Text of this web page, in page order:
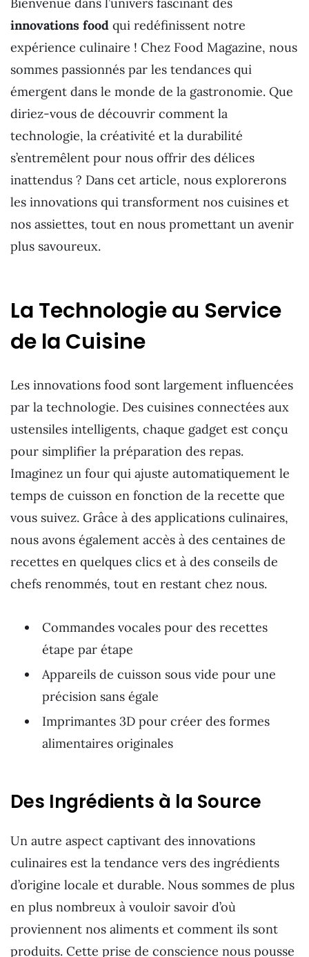
innovations food qui redéfinissent notre
expérience culinaire ! Chez Food Magazine, nous
sommes passionnés par les tendances qui
émergent dans le monde de la gastronomie. Que
diriez-vous de découvrir comment la
technologie, la créativité et la durabilité
s’entremêlent pour nous offrir des délices
inattendus ? Dans cet article, nous explorerons
les innovations qui transforment nos cuisines et
nos assiettes, tout en nous promettant un avenir
plus savoureux.
La Technologie au Service
de la Cuisine
Les innovations food sont largement influencées
par la technologie. Des cuisines connectées aux
ustensiles intelligents, chaque gadget est conçu
pour simplifier la préparation des repas.
Imaginez un four qui ajuste automatiquement le
temps de cuisson en fonction de la recette que
vous suivez. Grâce à des applications culinaires,
nous avons également accès à des centaines de
recettes en quelques clics et à des conseils de
chefs renommés, tout en restant chez nous.
Commandes vocales pour des recettes
étape par étape
Appareils de cuisson sous vide pour une
précision sans égale
Imprimantes 3D pour créer des formes
alimentaires originales
Des Ingrédients à la Source
Un autre aspect captivant des innovations
culinaires est la tendance vers des ingrédients
d’origine locale et durable. Nous sommes de plus
en plus nombreux à vouloir savoir d’où
proviennent nos aliments et comment ils sont
produits. Cette prise de conscience nous pousse